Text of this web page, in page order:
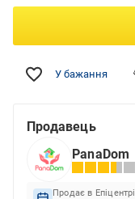
У бажання
Продавець
PanaDom
Продає в Епіцентрі